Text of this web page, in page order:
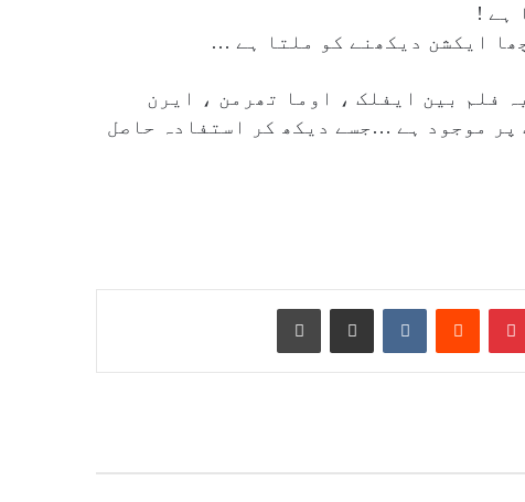
ہے !
ایکشن دیکھنے کو ملتا ہے …
فلم بین ایفلک ، اوما تھرمن ، ایرن
پر موجود ہے …جسے دیکھ کر استفادہ حاصل